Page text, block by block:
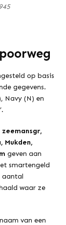
op basis
gegevens.
Navy (N) en
zeemansgr,
Mukden,
geven aan
smartengeld
aantal
waar ze
van een